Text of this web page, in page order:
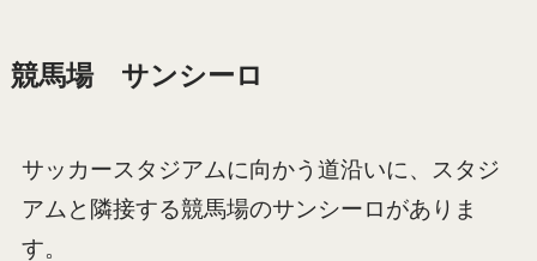
競馬場 サンシーロ
サッカースタジアムに向かう道沿いに、スタジ
アムと隣接する競馬場のサンシーロがありま
す。